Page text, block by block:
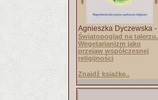
Agnieszka Dyczewska -
Światopogląd na talerzu.
Wegetarianizm jako
przejaw współczesnej
religijności
Znajdź książkę..